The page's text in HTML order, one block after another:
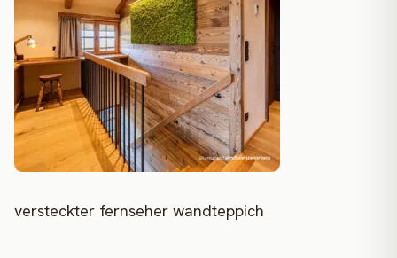
versteckter fernseher wandteppich